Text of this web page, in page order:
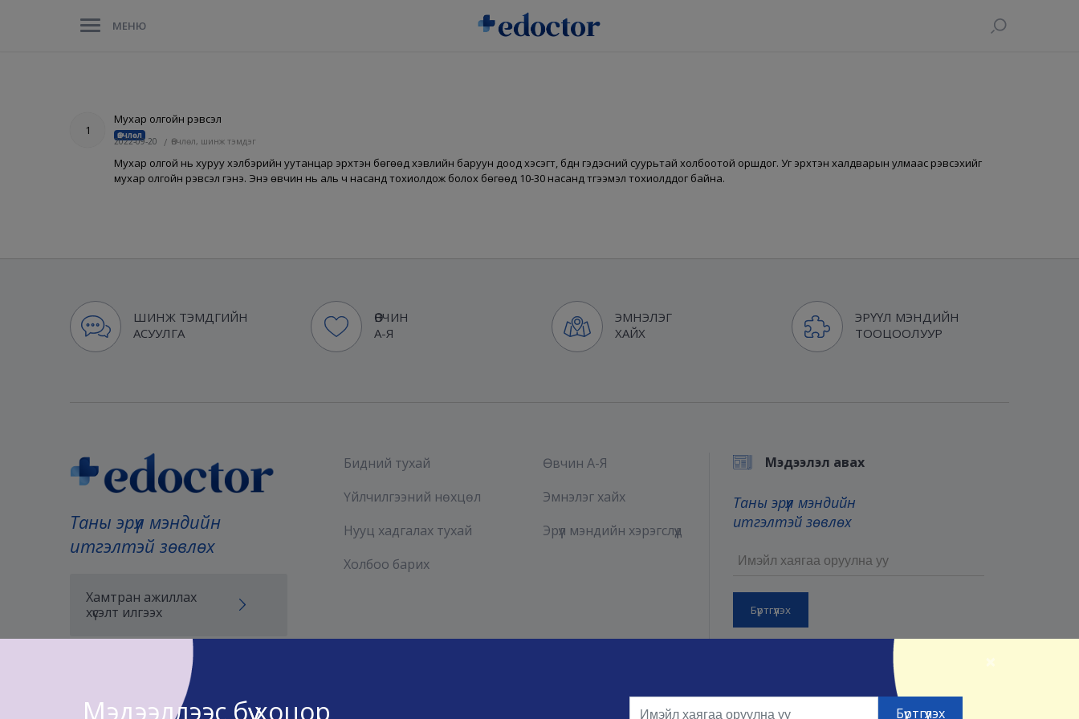
МЕНЮ
1
Мухар олгойн үрэвсэл
Өвчлөл
2022-09-20 / Өвчлөл, шинж тэмдэг
Мухар олгой нь хуруу хэлбэрийн уутанцар эрхтэн бөгөөд хэвлийн баруун доод хэсэгт, бүдүүн гэдэсний суурьтай холбоотой оршдог. Уг эрхтэн халдварын улмаас үрэвсэхийг
мухар олгойн үрэвсэл гэнэ. Энэ өвчин нь аль ч насанд тохиолдож болох бөгөөд 10-30 насанд түгээмэл тохиолддог байна.
Мэдээллээс бүү хоцор
ШИНЖ ТЭМДГИЙН
АСУУЛГА
ӨВЧИН
А-Я
ЭМНЭЛЭГ
ХАЙХ
ЭРҮҮЛ МЭНДИЙН
ТООЦООЛУУР
Таны эрүүл мэндийн
итгэлтэй зөвлөх
Хамтран ажиллах
хүсэлт илгээх
Бидний тухай
Үйлчилгээний нөхцөл
Нууц хадгалах тухай
Холбоо барих
Өвчин А-Я
Эмнэлэг хайх
Эрүүл мэндийн хэрэгслүүд
Мэдээлэл авах
Таны эрүүл мэндийн
итгэлтэй зөвлөх
Үйлчилгээний нөхцөл
зөвшөөрсөнд тооцно.